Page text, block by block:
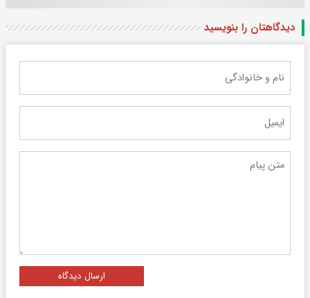
دیدگاهتان را بنویسید
ارسال دیدگاه